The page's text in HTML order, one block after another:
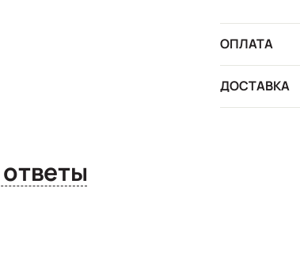
ОПЛАТА
ДОСТАВКА
Вопросы и ответы